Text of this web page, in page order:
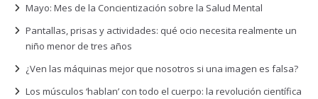
Mayo: Mes de la Concientización sobre la Salud Mental
Pantallas, prisas y actividades: qué ocio necesita realmente un
niño menor de tres años
¿Ven las máquinas mejor que nosotros si una imagen es falsa?
Los músculos ‘hablan’ con todo el cuerpo: la revolución científica